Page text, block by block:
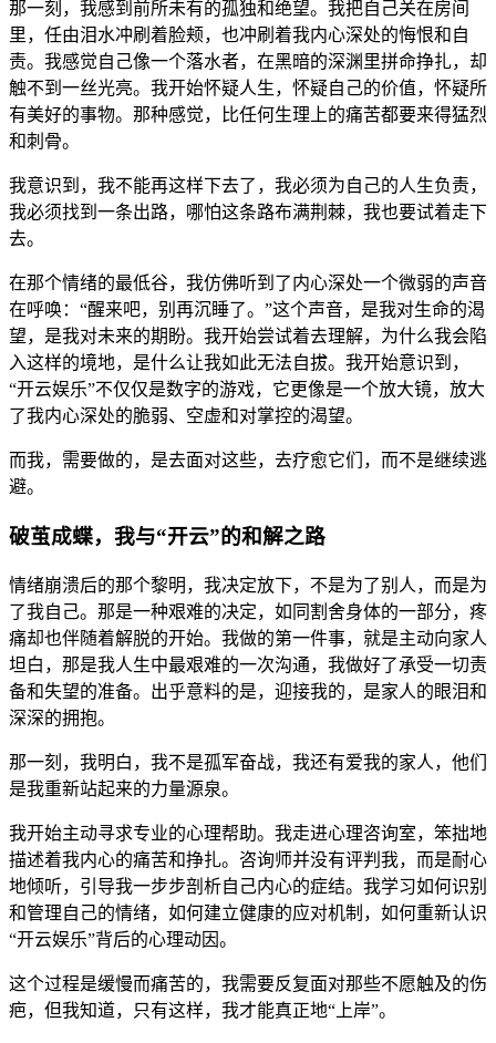
那一刻，我感到前所未有的孤独和绝望。我把自己关在房间
里，任由泪水冲刷着脸颊，也冲刷着我内心深处的悔恨和自
责。我感觉自己像一个落水者，在黑暗的深渊里拼命挣扎，却
触不到一丝光亮。我开始怀疑人生，怀疑自己的价值，怀疑所
有美好的事物。那种感觉，比任何生理上的痛苦都要来得猛烈
和刺骨。
我意识到，我不能再这样下去了，我必须为自己的人生负责，
我必须找到一条出路，哪怕这条路布满荆棘，我也要试着走下
去。
在那个情绪的最低谷，我仿佛听到了内心深处一个微弱的声音
在呼唤：“醒来吧，别再沉睡了。”这个声音，是我对生命的渴
望，是我对未来的期盼。我开始尝试着去理解，为什么我会陷
入这样的境地，是什么让我如此无法自拔。我开始意识到，
“开云娱乐”不仅仅是数字的游戏，它更像是一个放大镜，放大
了我内心深处的脆弱、空虚和对掌控的渴望。
而我，需要做的，是去面对这些，去疗愈它们，而不是继续逃
避。
破茧成蝶，我与“开云”的和解之路
情绪崩溃后的那个黎明，我决定放下，不是为了别人，而是为
了我自己。那是一种艰难的决定，如同割舍身体的一部分，疼
痛却也伴随着解脱的开始。我做的第一件事，就是主动向家人
坦白，那是我人生中最艰难的一次沟通，我做好了承受一切责
备和失望的准备。出乎意料的是，迎接我的，是家人的眼泪和
深深的拥抱。
那一刻，我明白，我不是孤军奋战，我还有爱我的家人，他们
是我重新站起来的力量源泉。
我开始主动寻求专业的心理帮助。我走进心理咨询室，笨拙地
描述着我内心的痛苦和挣扎。咨询师并没有评判我，而是耐心
地倾听，引导我一步步剖析自己内心的症结。我学习如何识别
和管理自己的情绪，如何建立健康的应对机制，如何重新认识
“开云娱乐”背后的心理动因。
这个过程是缓慢而痛苦的，我需要反复面对那些不愿触及的伤
疤，但我知道，只有这样，我才能真正地“上岸”。